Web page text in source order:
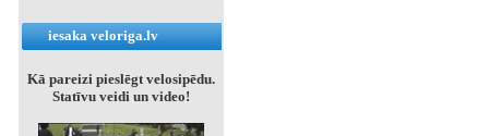
iesaka veloriga.lv
Kā pareizi pieslēgt velosipēdu.
Statīvu veidi un video!